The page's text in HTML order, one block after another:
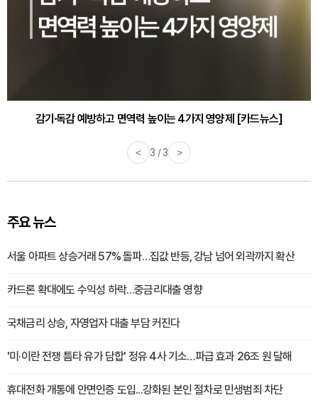
감기·독감 예방하고 면역력 높이는 4가지 영양제 [카드뉴스]
< 3 / 3 >
주요 뉴스
서울 아파트 상승거래 57% 돌파…집값 반등, 강남 넘어 외곽까지 확산
카드론 확대에도 수익성 하락…중금리대출 영향
국채금리 상승, 자영업자 대출 부담 커진다
'미·이란 전쟁 틈타 유가 담합' 정유 4사 기소…파급 효과 26조 원 달해
휴대전화 개통에 안면인증 도입...강화된 본인 절차로 민생범죄 차단